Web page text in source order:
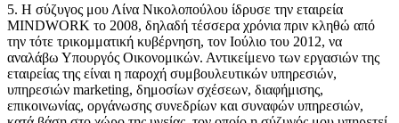
5. Η σύζυγος μου Λίνα Νικολοπούλου ίδρυσε την εταιρεία
MINDWORK το 2008, δηλαδή τέσσερα χρόνια πριν κληθώ από
την τότε τρικομματική κυβέρνηση, τον Ιούλιο του 2012, να
αναλάβω Υπουργός Οικονομικών. Αντικείμενο των εργασιών της
εταιρείας της είναι η παροχή συμβουλευτικών υπηρεσιών,
υπηρεσιών marketing, δημοσίων σχέσεων, διαφήμισης,
επικοινωνίας, οργάνωσης συνεδρίων και συναφών υπηρεσιών,